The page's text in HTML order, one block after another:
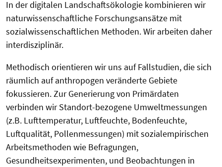
In der digitalen Landschaftsökologie kombinieren wir
naturwissenschaftliche Forschungsansätze mit
sozialwissenschaftlichen Methoden. Wir arbeiten daher
interdisziplinär.
Methodisch orientieren wir uns auf Fallstudien, die sich
räumlich auf anthropogen veränderte Gebiete
fokussieren. Zur Generierung von Primärdaten
verbinden wir Standort-bezogene Umweltmessungen
(z.B. Lufttemperatur, Luftfeuchte, Bodenfeuchte,
Luftqualität, Pollenmessungen) mit sozialempirischen
Arbeitsmethoden wie Befragungen,
Gesundheitsexperimenten, und Beobachtungen in